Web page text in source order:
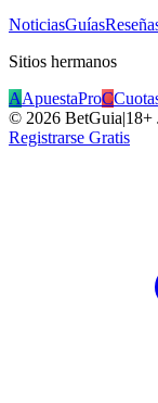
NoticiasGuías
Sitios hermanos
AApuestaProC
© 2026 BetGuia|18+
Registrarse Gratis